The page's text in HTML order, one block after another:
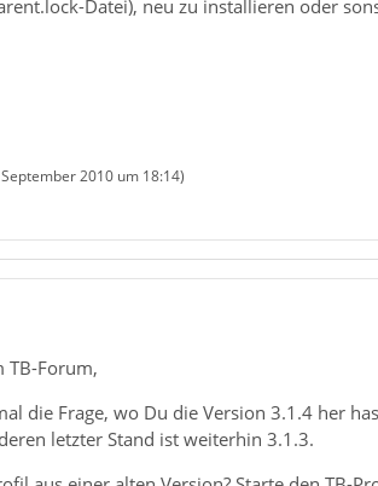
Datei), neu zu installieren oder
2010 um 18:14)
TB-Forum,
die Frage, wo Du die Version 3.1.4 her
letzter Stand ist weiterhin 3.1.3.